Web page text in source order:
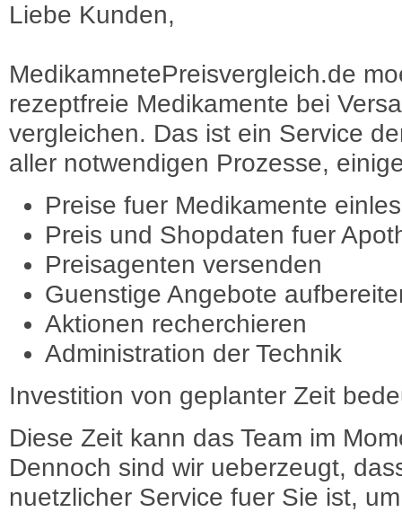
Liebe Kunden,
MedikamnetePreisvergleich.de
rezeptfreie Medikamente bei
vergleichen. Das ist ein Service
aller notwendigen Prozesse,
Preise fuer Medikamente
Preis und Shopdaten fuer
Preisagenten versenden
Guenstige Angebote
Aktionen recherchieren
Administration der Technik
Investition von geplanter Zeit
Diese Zeit kann das Team im
Dennoch sind wir ueberzeugt,
nuetzlicher Service fuer Sie ist,